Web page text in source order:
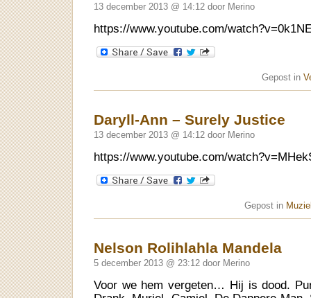
13 december 2013 @ 14:12 door Merino
https://www.youtube.com/
Gepost in
Daryll-Ann – Surely Justice
13 december 2013 @ 14:12 door Merino
https://www.youtube.com/
Gepost in
Nelson Rolihlahla Mandela
5 december 2013 @ 23:12 door Merino
Voor we hem vergeten… Hij is dood.